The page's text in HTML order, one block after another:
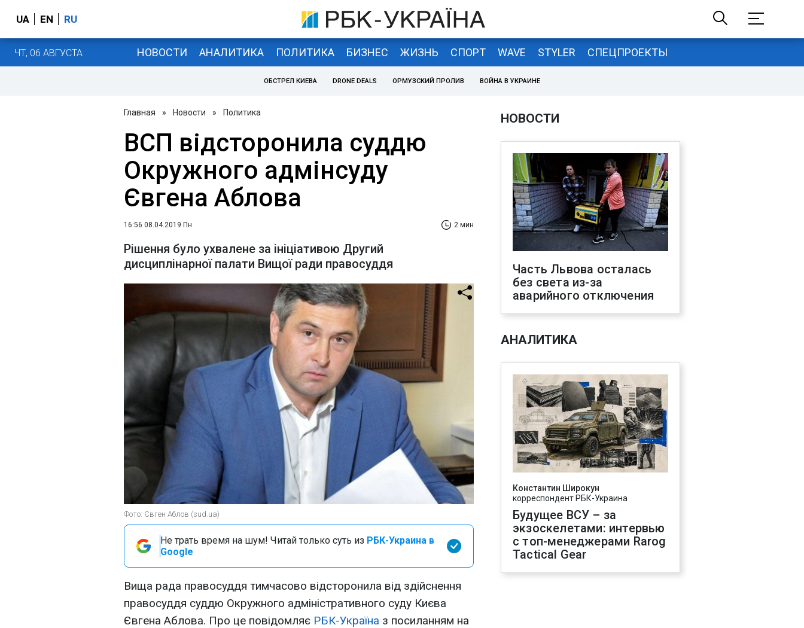
UA EN RU
ЧТ, 06 АВГУСТА НОВОСТИ АНАЛИТИКА ПОЛИТИКА БИЗНЕС ЖИЗНЬ СПОРТ WAVE STYLER СПЕЦПРОЕКТЫ
ОБСТРЕЛ КИЕВА DRONE DEALS ОРМУЗСКИЙ ПРОЛИВ ВОЙНА В УКРАИНЕ
Главная » Новости » Политика
ВСП відсторонила суддю
Окружного адмінсуду
Євгена Аблова
16:56 08.04.2019 Пн 2 мин
Рішення було ухвалене за ініціативою Другий
дисциплінарної палати Вищої ради правосуддя
Фото: Євген Аблов (sud.ua)
Не трать время на шум! Читай только суть из РБК-Украина в
Google
Вища рада правосуддя тимчасово відсторонила від здійснення
правосуддя суддю Окружного адміністративного суду Києва
Євгена Аблова. Про це повідомляє РБК-Україна з посиланням на
НОВОСТИ
Часть Львова осталась
без света из-за
аварийного отключения
АНАЛИТИКА
Константин Широкун
корреспондент РБК-Украина
Будущее ВСУ – за
экзоскелетами: интервью
с топ-менеджерами Rarog
Tactical Gear